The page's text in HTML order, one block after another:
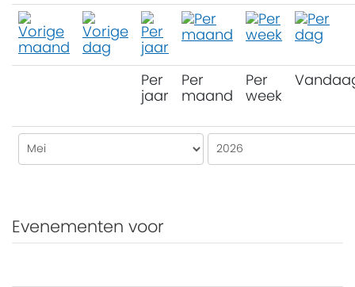
Per
jaar
Per
maand
Per
week
Evenementen voor